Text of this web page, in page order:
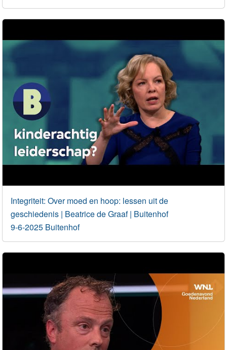
Integriteit: Over moed en hoop: lessen uit de
geschiedenis | Beatrice de Graaf | Buitenhof
9-6-2025 Buitenhof